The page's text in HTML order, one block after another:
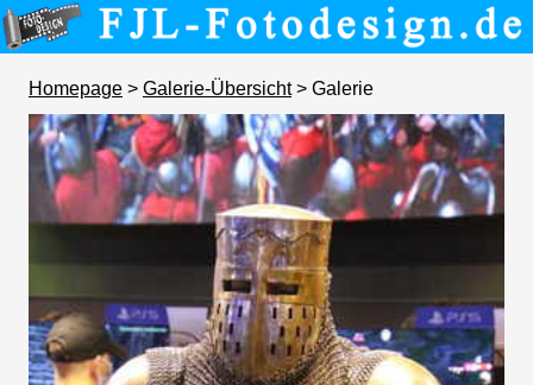
Homepage > Galerie-Übersicht> Galerie